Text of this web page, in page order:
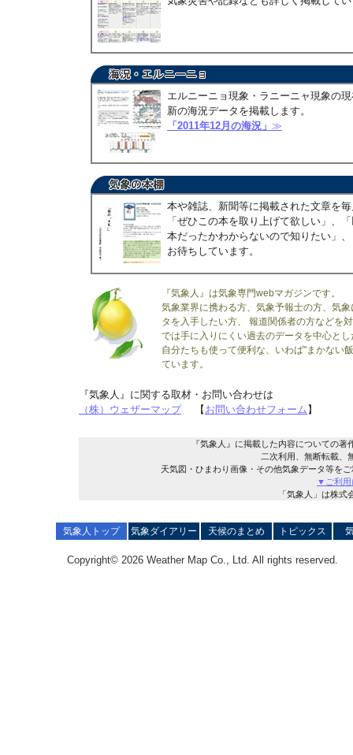
エルニーニョ現象・ラニーニャ現象の
新の海況データを掲載します。
「2011年12月の海況」 ≫
本や雑誌、新聞等に掲載された文章を
「ぜひこの本を取り上げて欲しい」、
本だったかわからないので知りたい」
お待ちしています。
『気象人』は気象専門webマガジンです。
気象業界に携わる方、気象予報士の方、気
タを入手したい方、 報道関係者の方などを
では手に入りにくい過去のデータを中心と
自分たちも使って便利な、いわば"まかない
ています。
『気象人』に関する取材・お問い合わせは
（株）ウェザーマップ【 お問い合わせフォーム 】
『気象人』に掲載した内容についての
二次利用、無断転載、
天気図・ひまわり画像・その他気象データ等を
▼ご利用
「気象人」は株
気象人トップ 気象ダイアリー 天候のまとめ トピックス
Copyright© 2026 Weather Map Co., Ltd. All rights reserved.